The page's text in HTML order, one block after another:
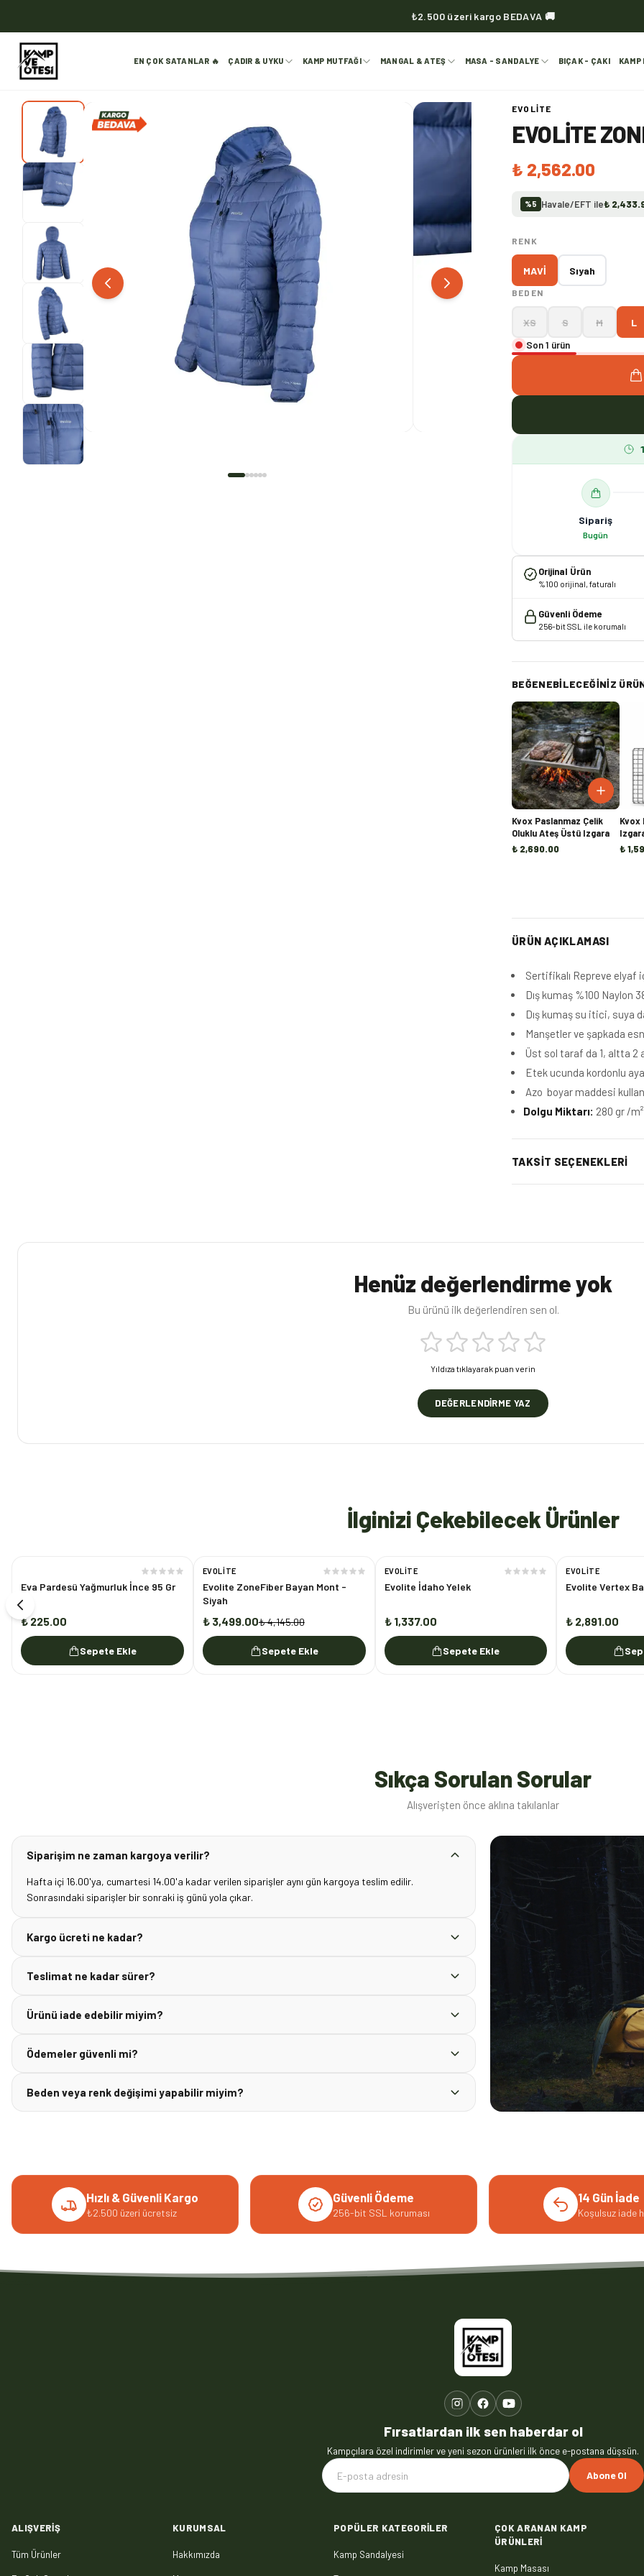
₺2.500 üzeri kargo BEDAVA 🚚
KVOX ürünlerinde kargo her zaman bedava 🔥
EN ÇOK SATANLAR 🔥 ÇADIR & UYKU KAMP MUTFAĞI MANGAL & ATEŞ MASA - SANDALYE BIÇAK - ÇAKI KAMP
EVOLITE
EVOLITE
₺ 2,562.00
%5 Havale/EFT ile₺
RENK
MAVİ Sıyah
BEDEN
XS S M L
Son 1 ürün
Sipariş
Bugün
Orijinal Ürün
%100 orijinal, faturalı
Güvenli Ödeme
256-bit SSL ile korumalı
BEĞENEBILECEĞINIZ
Kvox Paslanmaz Çelik
Oluklu Ateş Üstü Izgara
₺ 2,690.00
Kvox
₺
ÜRÜN AÇIKLAMASI
Sertifikalı Repreve elyaf
Dış kumaş %100 Naylon
Dış kumaş su itici, suya
Manşetler ve şapkada
Üst sol taraf da 1, altta 2
Etek ucunda kordonlu
Azo boyar maddesi
Dolgu Miktarı: 280 gr /m²
TAKSIT SEÇENEKLERI
Henüz değerlendirme yok
Bu ürünü ilk değerlendiren sen ol.
Yıldıza tıklayarak puan verin
DEĞERLENDIRME YAZ
İlginizi Çekebilecek Ürünler
Eva Pardesü Yağmurluk İnce 95 Gr
₺ 225.00
Sepete Ekle
% 16
EVOLITE
Evolite ZoneFiber Bayan Mont -
Siyah
₺ 3,499.00₺ 4,145.00
Sepete Ekle
EVOLITE
Evolite İdaho Yelek
₺ 1,337.00
Sepete Ekle
EVOLITE
Evolite Vertex
₺ 2,891.00
Sıkça Sorulan Sorular
Alışverişten önce aklına takılanlar
Siparişim ne zaman kargoya verilir?
Hafta içi 16.00'ya, cumartesi 14.00'a kadar verilen siparişler aynı gün kargoya teslim edilir.
Sonrasındaki siparişler bir sonraki iş günü yola çıkar.
Kargo ücreti ne kadar?
Teslimat ne kadar sürer?
Ürünü iade edebilir miyim?
Ödemeler güvenli mi?
Beden veya renk değişimi yapabilir miyim?
Hızlı & Güvenli Kargo
₺2.500 üzeri ücretsiz
Güvenli Ödeme
256-bit SSL koruması
14 Gün İade
Koşulsuz iade
Fırsatlardan ilk sen haberdar ol
Kampçılara özel indirimler ve yeni sezon ürünleri ilk önce e-postana düşsün.
Abone Ol
ALIŞVERIŞ
Tüm Ürünler
KURUMSAL
Hakkımızda
POPÜLER KATEGORILER
Kamp Sandalyesi
ÇOK ARANAN KAMP
ÜRÜNLERI
Kamp Masası